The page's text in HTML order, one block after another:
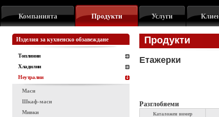
Компанията Продукти Услуги
Изделия за кухненско обзавеждане
Топлинни
Хладилни
Неутрални
Маси
Шкаф-маси
Мивки
Продукти
Етажерки
Разглобяеми
Каталожен номер